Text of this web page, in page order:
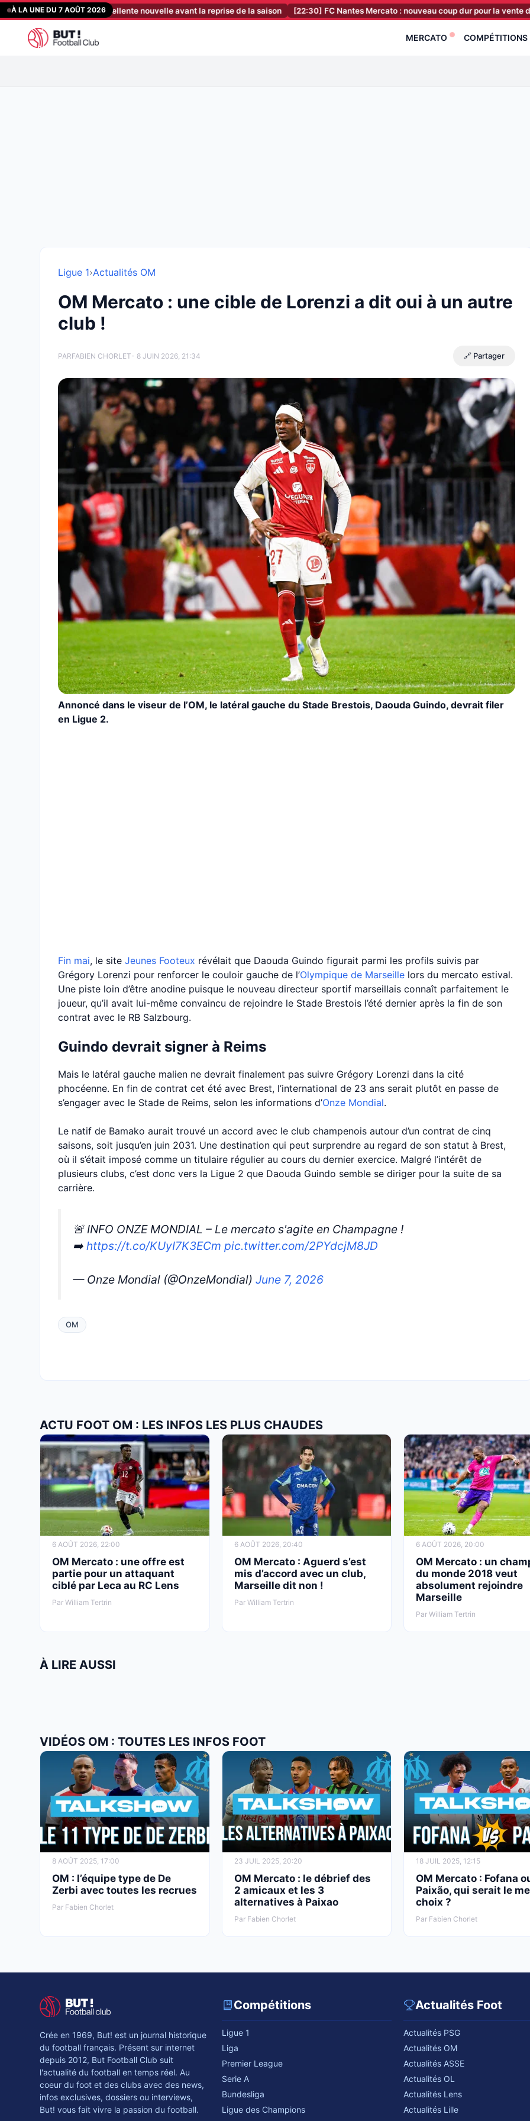
Aller
au
contenu
À LA UNE DU 7 AOÛT 2026
reçoit une excellente nouvelle avant la reprise de la saison [22:30] FC Nantes Mercato : nouveau coup dur pour la vente du club,
MERCATO COMPÉTITIONS
Ligue 1›Actualités OM
OM Mercato : une cible de Lorenzi a dit oui à un autre
club !
PARFABIEN CHORLET- 8 JUIN 2026, 21:34 🔗 Partager
Annoncé dans le viseur de l’OM, le latéral gauche du Stade Brestois, Daouda Guindo, devrait filer
en Ligue 2.
Fin mai, le site Jeunes Footeux révélait que Daouda Guindo figurait parmi les profils suivis par
Grégory Lorenzi pour renforcer le couloir gauche de l’Olympique de Marseille lors du mercato estival.
Une piste loin d’être anodine puisque le nouveau directeur sportif marseillais connaît parfaitement le
joueur, qu’il avait lui-même convaincu de rejoindre le Stade Brestois l’été dernier après la fin de son
contrat avec le RB Salzbourg.
Guindo devrait signer à Reims
Mais le latéral gauche malien ne devrait finalement pas suivre Grégory Lorenzi dans la cité
phocéenne. En fin de contrat cet été avec Brest, l’international de 23 ans serait plutôt en passe de
s’engager avec le Stade de Reims, selon les informations d’Onze Mondial.
Le natif de Bamako aurait trouvé un accord avec le club champenois autour d’un contrat de cinq
saisons, soit jusqu’en juin 2031. Une destination qui peut surprendre au regard de son statut à Brest,
où il s’était imposé comme un titulaire régulier au cours du dernier exercice. Malgré l’intérêt de
plusieurs clubs, c’est donc vers la Ligue 2 que Daouda Guindo semble se diriger pour la suite de sa
carrière.
🚨 INFO ONZE MONDIAL – Le mercato s'agite en Champagne !
➡️ https://t.co/KUyI7K3ECm pic.twitter.com/2PYdcjM8JD
— Onze Mondial (@OnzeMondial) June 7, 2026
OM
ACTU FOOT OM : LES INFOS LES PLUS CHAUDES
6 AOÛT 2026, 22:00
OM Mercato : une offre est
partie pour un attaquant
ciblé par Leca au RC Lens
Par William Tertrin
6 AOÛT 2026, 20:40
OM Mercato : Aguerd s’est
mis d’accord avec un club,
Marseille dit non !
Par William Tertrin
6 AOÛT 2026, 20:00
OM Mercato : un
du monde 2018 veut
absolument rejoindre
Marseille
Par William Tertrin
À LIRE AUSSI
VIDÉOS OM : TOUTES LES INFOS FOOT
8 AOÛT 2025, 17:00
OM : l’équipe type de De
Zerbi avec toutes les recrues
Par Fabien Chorlet
23 JUIL 2025, 20:20
OM Mercato : le débrief des
2 amicaux et les 3
alternatives à Paixao
Par Fabien Chorlet
18 JUIL 2025, 12:15
OM Mercato : Fofana
Paixão, qui serait le
choix ?
Par Fabien Chorlet
Crée en 1969, But! est un journal historique
du football français. Présent sur internet
depuis 2012, But Football Club suit
l'actualité du football en temps réel. Au
coeur du foot et des clubs avec des news,
infos exclusives, dossiers ou interviews,
But! vous fait vivre la passion du football.
Compétitions
Ligue 1
Liga
Premier League
Serie A
Bundesliga
Ligue des Champions
Actualités Foot
Actualités PSG
Actualités OM
Actualités ASSE
Actualités OL
Actualités Lens
Actualités Lille